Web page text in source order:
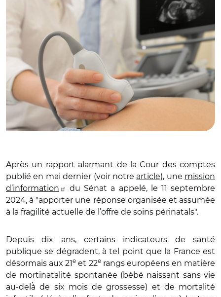
Après un rapport alarmant de la Cour des comptes
publié en mai dernier (voir notre article), une mission
d’information
du Sénat a appelé, le 11 septembre
2024, à "apporter une réponse organisée et assumée
à la fragilité actuelle de l’offre de soins périnatals".
Depuis dix ans, certains indicateurs de santé
publique se dégradent, à tel point que la France est
désormais aux 21e et 22erangs européens en matière
de mortinatalité spontanée (bébé naissant sans vie
au-delà̀ de six mois de grossesse) et de mortalité